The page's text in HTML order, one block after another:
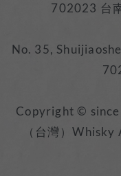
702023 台
No. 35,
Copyright © since
（台灣）